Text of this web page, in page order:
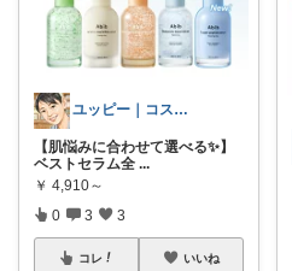
ユッピー｜コスメと子育てROOM
【肌悩みに合わせて選べる✨】
ベストセラム全 ...
￥ 4,910～
0 3 3
コレ いいね